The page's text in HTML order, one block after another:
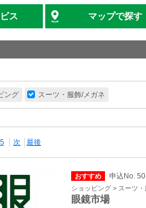
ス マップで探す
ング スーツ・服飾/メガネ
5 次 最後
おすすめ 申込No.
ショッピング > スーツ
眼鏡市場